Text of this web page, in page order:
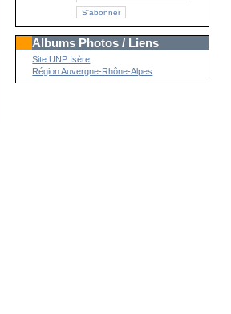
Albums Photos / Liens
Site UNP Isère
Région Auvergne-Rhône-Alpes